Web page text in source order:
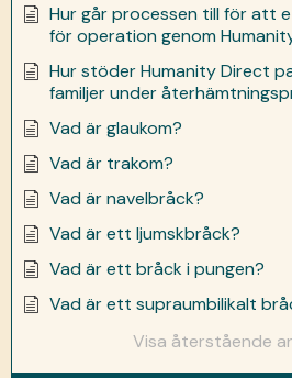
Hur går processen till för att
för operation genom
Hur stöder Humanity Direct
familjer under
Vad är glaukom?
Vad är trakom?
Vad är navelbråck?
Vad är ett ljumskbråck?
Vad är ett bråck i pungen?
Vad är ett supraumbilikalt
Visa återstående